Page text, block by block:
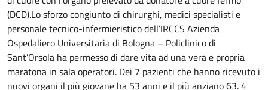
(DCD).Lo sforzo congiunto di chirurghi, medici specialisti e
personale tecnico-infermieristico dell’IRCCS Azienda
Ospedaliero Universitaria di Bologna – Policlinico di
Sant’Orsola ha permesso di dare vita ad una vera e propria
maratona in sala operatori. Dei 7 pazienti che hanno ricevuto i
nuovi organi il più giovane ha 53 anni e il più anziano 63. 4